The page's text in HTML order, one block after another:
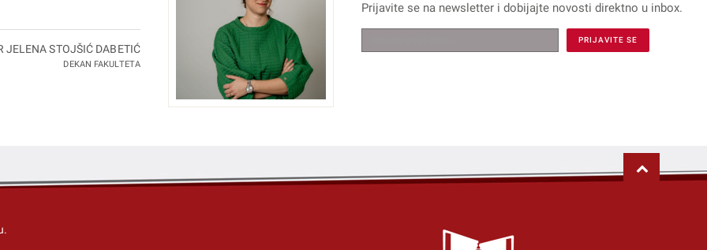
JELENA STOJŠIĆ DABETIĆ
DEKAN FAKULTETA
Prijavite se na newsletteri dobijajte novosti direktno u inbox.